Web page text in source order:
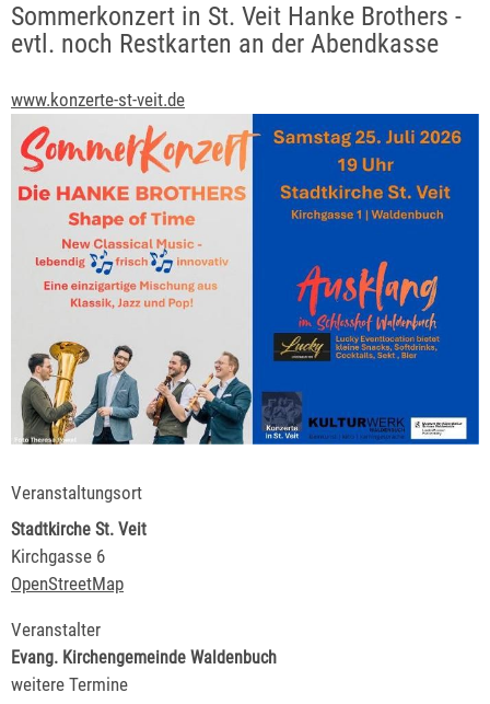
Sommerkonzert in St. Veit Hanke Brothers -
evtl. noch Restkarten an der Abendkasse
www.konzerte-st-veit.de
Veranstaltungsort
Stadtkirche St. Veit
Kirchgasse 6
OpenStreetMap
Veranstalter
Evang. Kirchengemeinde Waldenbuch
weitere Termine